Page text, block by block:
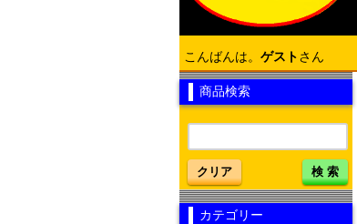
こんばんは。 ゲスト さん
商品検索
クリア 検 索
カテゴリー